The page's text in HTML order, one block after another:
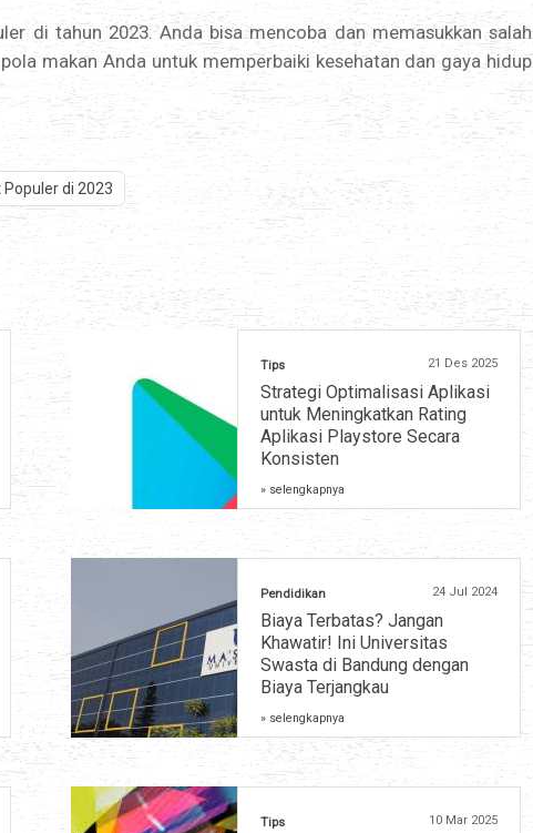
di tahun 2023. Anda bisa mencoba dan memasukkan salah
makan Anda untuk memperbaiki kesehatan dan gaya hidup
di 2023
Tips 21 Des 2025
Strategi Optimalisasi Aplikasi
untuk Meningkatkan Rating
Aplikasi Playstore Secara
Konsisten
» selengkapnya
Pendidikan 24 Jul 2024
Biaya Terbatas? Jangan
Khawatir! Ini Universitas
Swasta di Bandung dengan
Biaya Terjangkau
» selengkapnya
Tips 10 Mar 2025